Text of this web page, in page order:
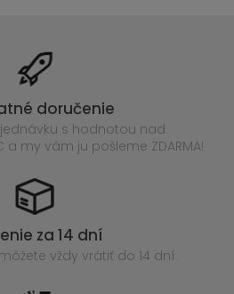
doručenie
s hodnotou nad
my vám ju pošleme ZDARMA!
za 14 dní
vždy vrátiť do 14 dní